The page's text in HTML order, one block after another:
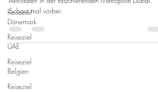
Reiseziel
Dänemark
Reiseziel
UAE
Reiseziel
Belgien
Reiseziel
Schaut mal vorbei.